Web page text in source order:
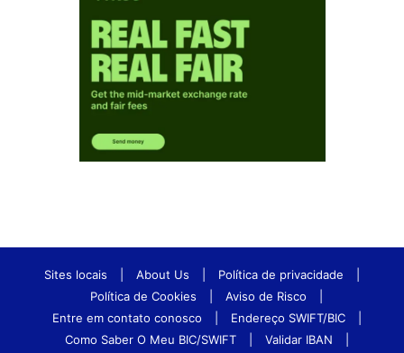
Sites locais About Us Política de privacidade
Política de Cookies
Aviso de Risco
Entre em contato conosco
Endereço SWIFT/BIC
Como Saber O Meu BIC/SWIFT
Validar IBAN